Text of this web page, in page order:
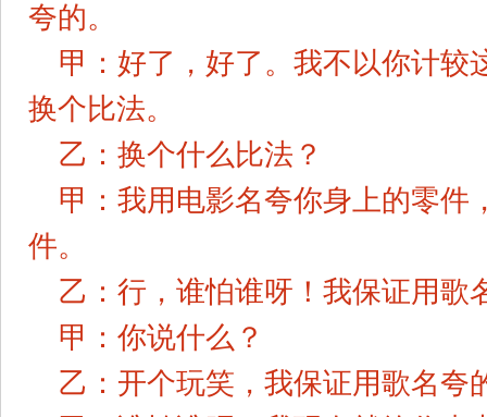
夸的。
甲：好了，好了。我不以你计较
换个比法。
乙：换个什么比法？
甲：我用电影名夸你身上的零件
件。
乙：行，谁怕谁呀！我保证用歌
甲：你说什么？
乙：开个玩笑，我保证用歌名夸